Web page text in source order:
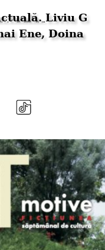
Liviu G
Ene, Doina